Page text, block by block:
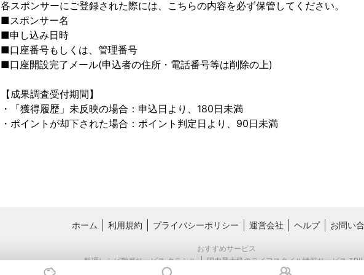
各スポンサーにご登録された際には、こちらの内容を必ず保管してください。
■スポンサー名
■申し込み日時
■口座番号もしくは、管理番号
■口座開設完了メール(申込者の住所・電話番号等は削除の上)
【成果調査受付期間】
・「獲得履歴」未反映の場合：申込日より、180日未満
・ポイントが却下された場合：ポイント判定日より、90日未満
ホーム 利用規約 プライバシーポリシー 運営会社 ヘルプ お問い
おすすめサービス
料理レシピ動画サービス クラシル
国内最大級のライフスタイル情報サービス